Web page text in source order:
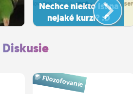
Nechce niekto ísť na
nejaké kurzi? :D
Diskusie
Filozofovanie